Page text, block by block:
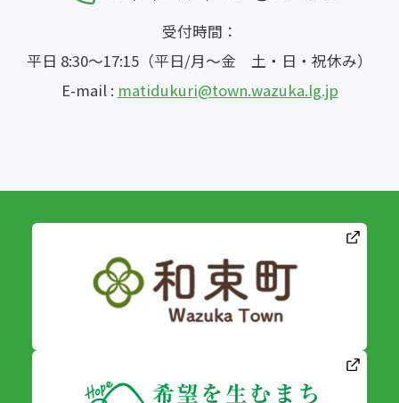
受付時間：
平日 8:30～17:15（平日/月～金 土・日・祝休み）
E-mail : matidukuri@town.wazuka.lg.jp